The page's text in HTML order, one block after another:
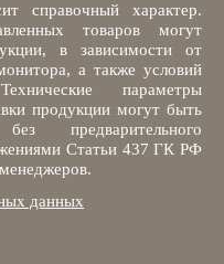
справочный характер.
товаров могут
в зависимости от
а также условий
параметры
продукции могут быть
предварительного
Статьи 437 ГК РФ
данных